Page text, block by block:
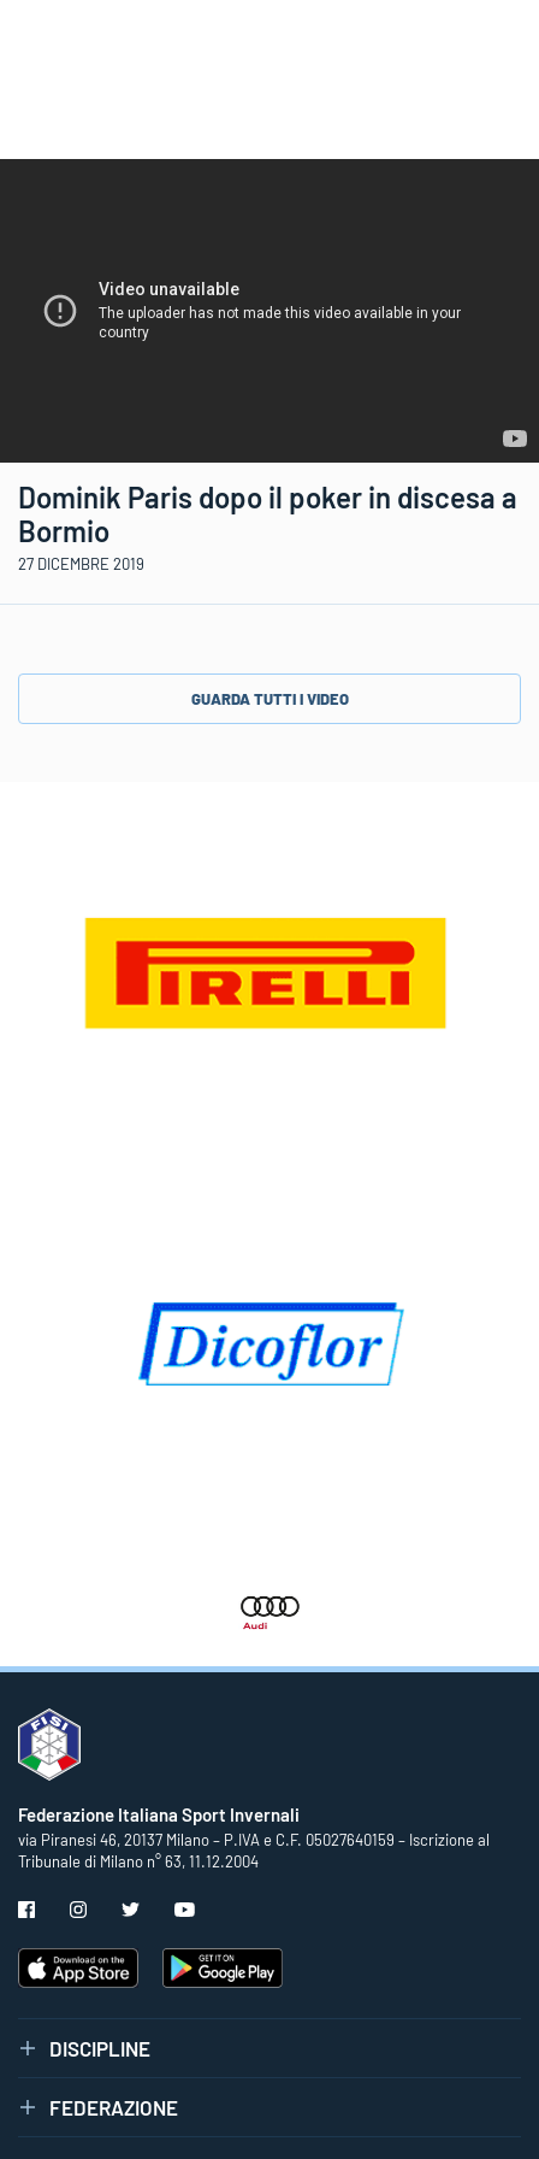
Dominik Paris dopo il poker in discesa a
Bormio
27 DICEMBRE 2019
GUARDA TUTTI I VIDEO
Federazione Italiana Sport Invernali
via Piranesi 46, 20137 Milano – P.IVA e C.F. 05027640159 – Iscrizione al
Tribunale di Milano n° 63, 11.12.2004
DISCIPLINE
FEDERAZIONE